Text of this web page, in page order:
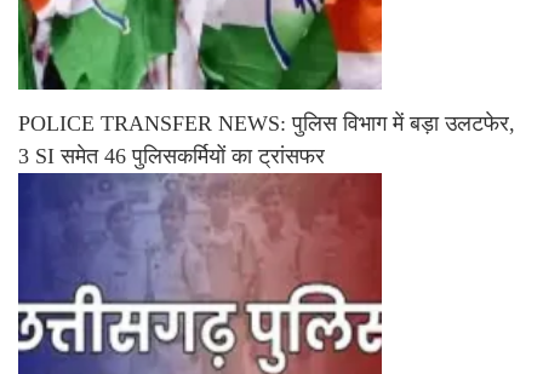
POLICE TRANSFER NEWS: पुलिस विभाग में बड़ा उलटफेर,
3 SI समेत 46 पुलिसकर्मियों का ट्रांसफर